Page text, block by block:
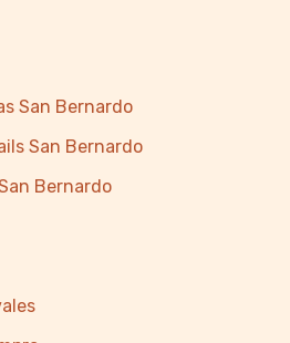
San Bernardo
San Bernardo
Bernardo